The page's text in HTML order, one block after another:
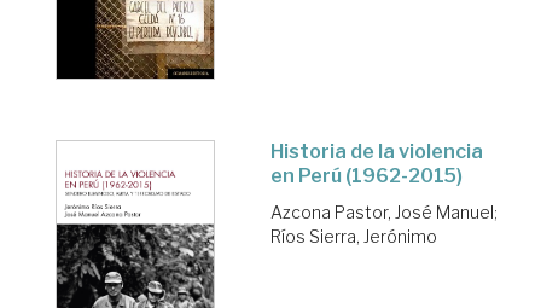
Historia de la violencia
en Perú (1962-2015)
Azcona Pastor, José Manuel;
Ríos Sierra, Jerónimo